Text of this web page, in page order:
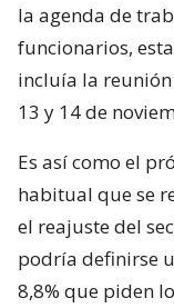
la agenda de
funcionarios,
incluía la
13 y 14 de
Es así como el
habitual que se
el reajuste del
podría definirse
8,8% que piden